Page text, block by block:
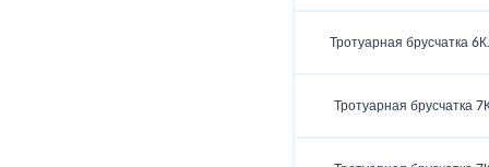
Тротуарная брусчатка
Тротуарная брусчатка